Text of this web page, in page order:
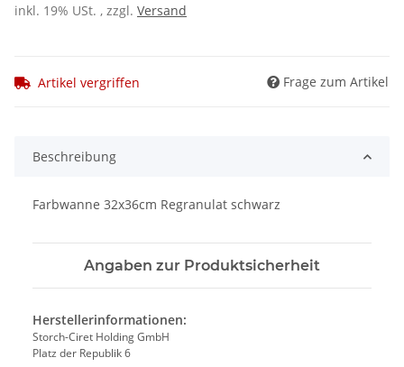
inkl. 19% USt. , zzgl. Versand
Artikel vergriffen Frage zum Artikel
Beschreibung
Farbwanne 32x36cm Regranulat schwarz
Angaben zur Produktsicherheit
Herstellerinformationen:
Storch-Ciret Holding GmbH
Platz der Republik 6